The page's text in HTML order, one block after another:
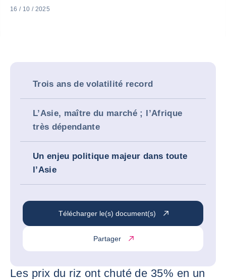
16 / 10 / 2025
Trois ans de volatilité record
L’Asie, maître du marché ; l’Afrique
très dépendante
Un enjeu politique majeur dans toute
l’Asie
Télécharger le(s) document(s)
Partager
Les prix du riz ont chuté de 35% en un